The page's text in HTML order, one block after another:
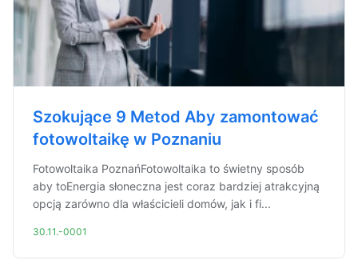
Szokujące 9 Metod Aby zamontować
fotowoltaikę w Poznaniu
Fotowoltaika PoznańFotowoltaika to świetny sposób
aby toEnergia słoneczna jest coraz bardziej atrakcyjną
opcją zarówno dla właścicieli domów, jak i fi...
30.11.-0001